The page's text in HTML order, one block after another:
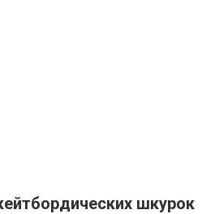
шкурок